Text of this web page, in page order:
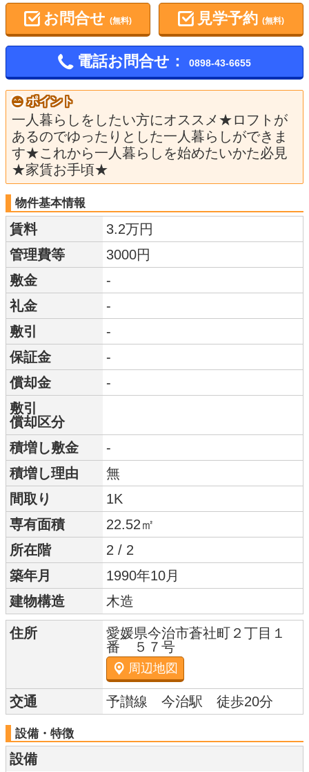
お問合せ (無料) 見学予約(無料)
電話お問合せ： 0898-43-6655
ポイント
一人暮らしをしたい方にオススメ★ロフトが
あるのでゆったりとした一人暮らしができま
す★これから一人暮らしを始めたいかた必見
★家賃お手頃★
物件基本情報
賃料
3.2万円
管理費等
3000円
敷金
-
礼金
-
敷引
-
保証金
-
償却金
-
敷引
償却区分
積増し敷金
-
積増し理由
無
間取り
1K
専有面積
22.52㎡
所在階
2 / 2
築年月
1990年10月
建物構造
木造
住所
愛媛県今治市蒼社町２丁目１
番 ５７号
周辺地図
交通 予讃線 今治駅 徒歩20分
設備・特徴
設備